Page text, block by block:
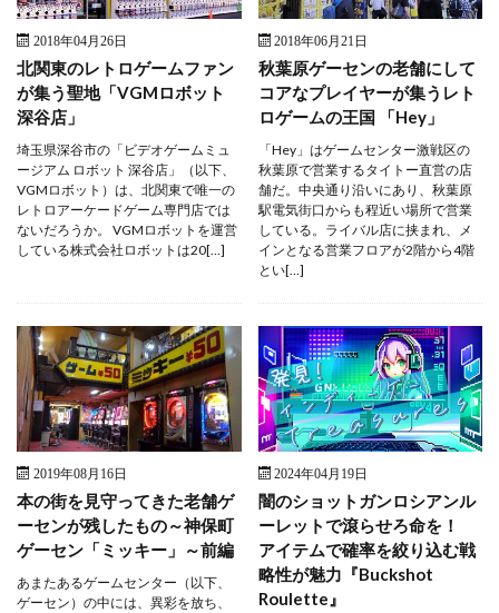
2018年04月26日
北関東のレトロゲームファン
が集う聖地「VGMロボット
深谷店」
埼玉県深谷市の「ビデオゲームミュ
ージアム ロボット 深谷店」（以下、
VGMロボット）は、北関東で唯一の
レトロアーケードゲーム専門店では
ないだろうか。 VGMロボットを運営
している株式会社ロボットは20[…]
2018年06月21日
秋葉原ゲーセンの老舗にして
コアなプレイヤーが集うレト
ロゲームの王国 「Hey」
「Hey」はゲームセンター激戦区の
秋葉原で営業するタイトー直営の店
舗だ。中央通り沿いにあり、秋葉原
駅電気街口からも程近い場所で営業
している。ライバル店に挟まれ、メ
インとなる営業フロアが2階から4階
とい[…]
2019年08月16日
本の街を見守ってきた老舗ゲ
ーセンが残したもの～神保町
ゲーセン「ミッキー」～前編
あまたあるゲームセンター（以下、
ゲーセン）の中には、異彩を放ち、
2024年04月19日
闇のショットガンロシアンル
ーレットで滾らせろ命を！
アイテムで確率を絞り込む戦
略性が魅力『Buckshot
Roulette』